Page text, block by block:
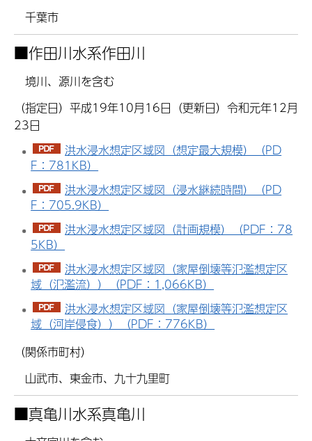
千葉市
■作田川水系作田川
境川、源川を含む
（指定日）平成19年10月16日（更新日）令和元年12月
23日
洪水浸水想定区域図（想定最大規模）（PD
F：781KB）
洪水浸水想定区域図（浸水継続時間）（PD
F：705.9KB）
洪水浸水想定区域図（計画規模）（PDF：78
5KB）
洪水浸水想定区域図（家屋倒壊等氾濫想定区
域（氾濫流））（PDF：1,066KB）
洪水浸水想定区域図（家屋倒壊等氾濫想定区
域（河岸侵食））（PDF：776KB）
（関係市町村）
山武市、東金市、九十九里町
■真亀川水系真亀川